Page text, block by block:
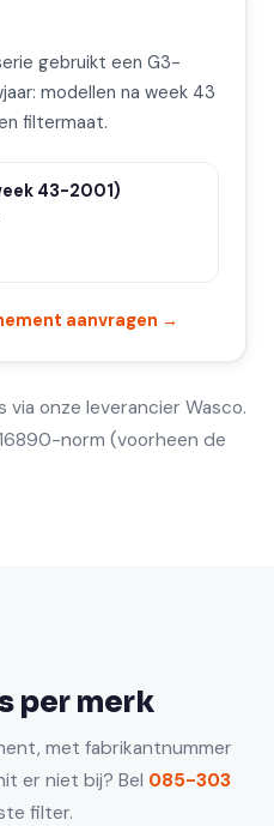
gebruikt een G3-
modellen na week 43
filtermaat.
43-2001)
aanvragen →
onze leverancier Wasco.
norm (voorheen de
per merk
met fabrikantnummer
er niet bij? Bel 085-303
filter.